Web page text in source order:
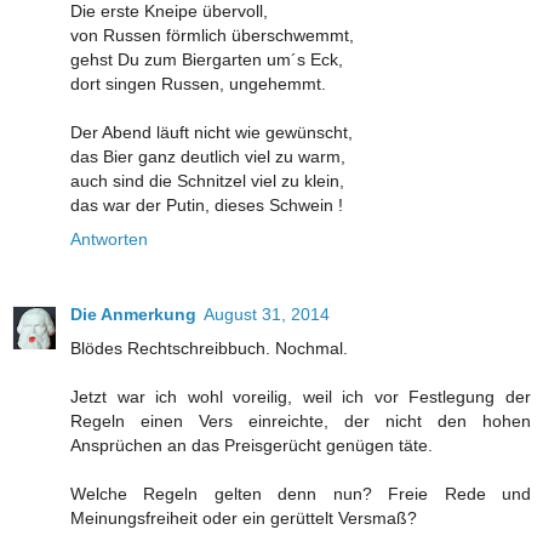
Die erste Kneipe übervoll,
von Russen förmlich überschwemmt,
gehst Du zum Biergarten um´s Eck,
dort singen Russen, ungehemmt.
Der Abend läuft nicht wie gewünscht,
das Bier ganz deutlich viel zu warm,
auch sind die Schnitzel viel zu klein,
das war der Putin, dieses Schwein !
Antworten
Die Anmerkung August 31, 2014
Blödes Rechtschreibbuch. Nochmal.
Jetzt war ich wohl voreilig, weil ich vor Festlegung der
Regeln einen Vers einreichte, der nicht den hohen
Ansprüchen an das Preisgerücht genügen täte.
Welche Regeln gelten denn nun? Freie Rede und
Meinungsfreiheit oder ein gerüttelt Versmaß?